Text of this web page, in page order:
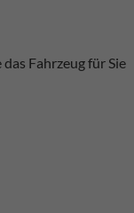
Fahrzeug für Sie